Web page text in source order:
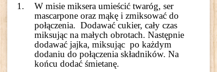
W misie miksera umieścić twaróg, ser
mascarpone oraz mąkę i zmiksować do
połączenia. Dodawać cukier, cały czas
miksując na małych obrotach. Następnie
dodawać jajka, miksując po każdym
dodaniu do połączenia składników. Na
końcu dodać śmietanę.